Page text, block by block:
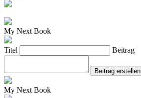
My Next Book
Titel Beitrag
Beitrag erstellen
My Next Book